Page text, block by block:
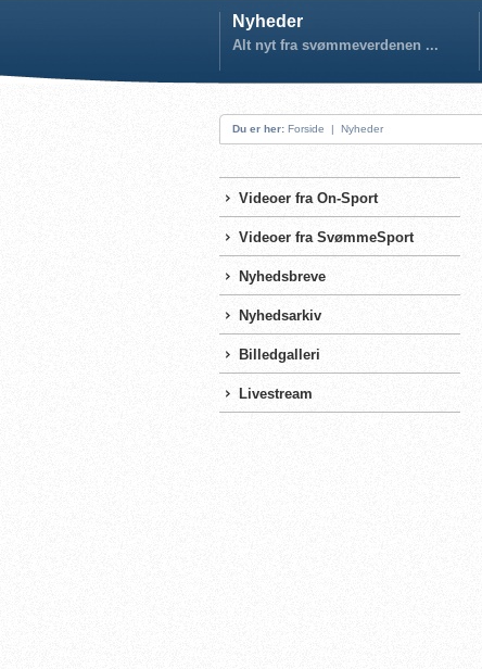
Nyheder
Alt nyt fra svømmeverdenen ...
Du er her: Forside | Nyheder
Videoer fra On-Sport
Videoer fra SvømmeSport
Nyhedsbreve
Nyhedsarkiv
Billedgalleri
Livestream